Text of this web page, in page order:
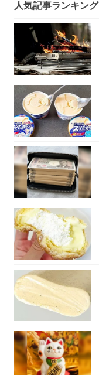
人気記事ランキング